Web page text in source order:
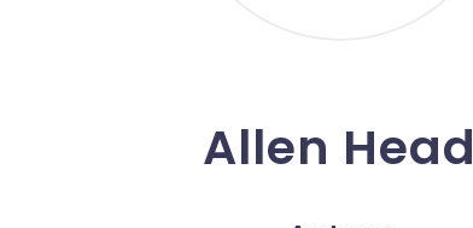
Allen Head